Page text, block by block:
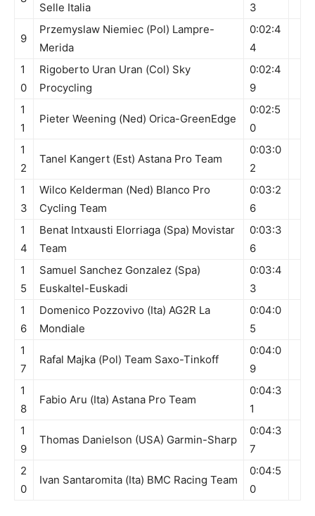
Selle Italia 3
9
Przemyslaw Niemiec (Pol) Lampre-
Merida
0:02:4
4
1
0
Rigoberto Uran Uran (Col) Sky
Procycling
0:02:4
9
1
1
Pieter Weening (Ned) Orica-GreenEdge
0:02:5
0
1
2
Tanel Kangert (Est) Astana Pro Team
0:03:0
2
1
3
Wilco Kelderman (Ned) Blanco Pro
Cycling Team
0:03:2
6
1
4
Benat Intxausti Elorriaga (Spa) Movistar
Team
0:03:3
6
1
5
Samuel Sanchez Gonzalez (Spa)
Euskaltel-Euskadi
0:03:4
3
1
6
Domenico Pozzovivo (Ita) AG2R La
Mondiale
0:04:0
5
1
7
Rafal Majka (Pol) Team Saxo-Tinkoff
0:04:0
9
1
8
Fabio Aru (Ita) Astana Pro Team
0:04:3
1
1
9
Thomas Danielson (USA) Garmin-Sharp
0:04:3
7
2
0
Ivan Santaromita (Ita) BMC Racing Team
0:04:5
0